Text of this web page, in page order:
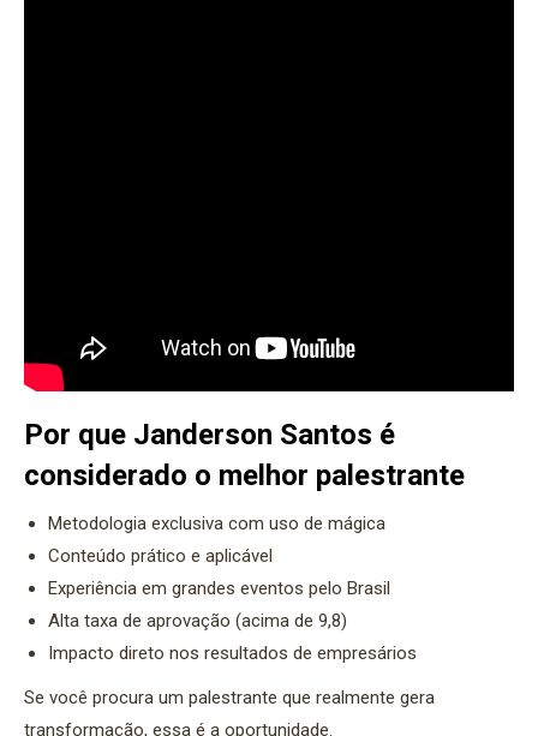
Por que Janderson Santos é
considerado o melhor palestrante
Metodologia exclusiva com uso de mágica
Conteúdo prático e aplicável
Experiência em grandes eventos pelo Brasil
Alta taxa de aprovação (acima de 9,8)
Impacto direto nos resultados de empresários
Se você procura um palestrante que realmente gera
transformação, essa é a oportunidade.